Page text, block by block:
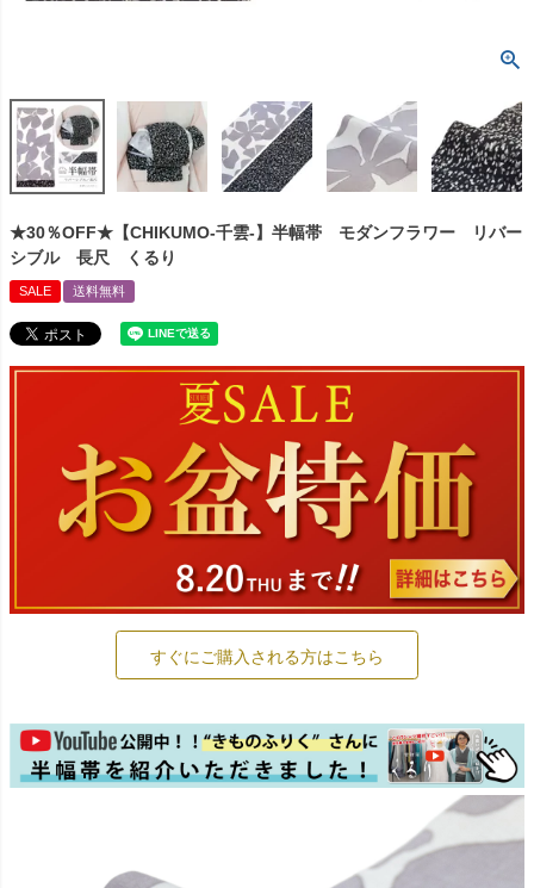
★30％OFF★【CHIKUMO-千雲-】半幅帯 モダンフラワー リバー
シブル 長尺 くるり
SALE 送料無料
すぐにご購入される方はこちら